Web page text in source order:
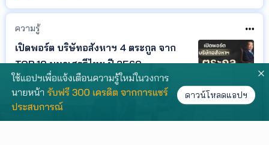
ค้นหา และติดตามทิศทางตลาด
อสังหาริมทรัพย์ได้ในที่เดียว
ความรู้
เปิดพอร์ต บริษัทอสังหาฯ 4 ตระกูล จาก
TOP 10 มหาเศรฐีไทย ปี 2569
3/08/2569 19:07
ดาวน์โหลดแอปฯ